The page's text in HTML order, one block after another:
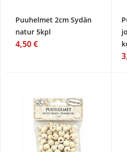
Puuhelmet 2cm Sydän
natur 5kpl
4,50 €